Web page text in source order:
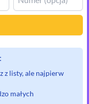
z listy, ale najpierw
małych